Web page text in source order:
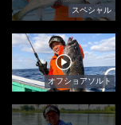
スペシャル
オフショアソルト